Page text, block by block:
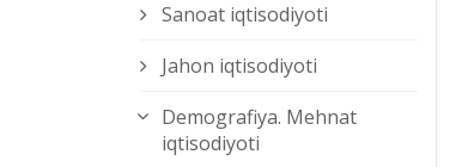
Sanoat iqtisodiyoti
Jahon iqtisodiyoti
Demografiya. Mehnat
iqtisodiyoti